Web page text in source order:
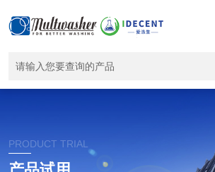
PRODUCT TRIAL